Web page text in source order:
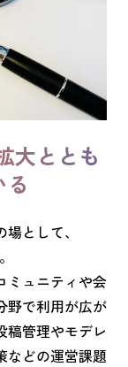
大ととも
として、
ミュニティや会
野で利用が広が
稿管理やモデレ
などの運営課題